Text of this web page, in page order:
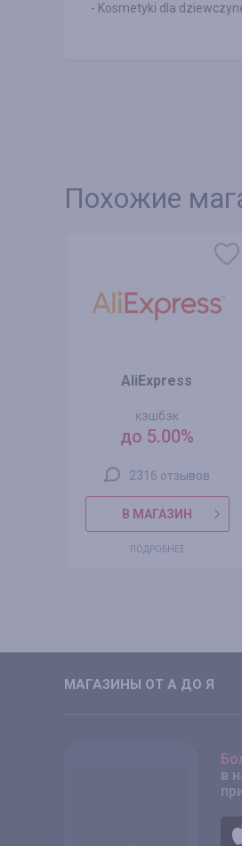
- Kosmetyki dla
Похожие
AliExpress
кэшбэк
до 5.00%
2316 отзывов
В МАГАЗИН
ПОДРОБНЕЕ
МАГАЗИНЫ ОТ А ДО Я
в